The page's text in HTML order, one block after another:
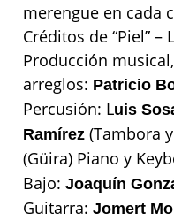
merengue en cada
Créditos de “Piel” –
Producción
arreglos: Patricio
Percusión: Luis
Ramírez (Tambora
(Güira) Piano y
Bajo: Joaquín
Guitarra: Jomert